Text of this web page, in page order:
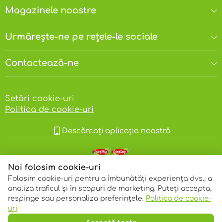
Magazinele noastre
Urmărește-ne pe rețele-le sociale
Contactează-ne
Setări cookie-uri
Politica de cookie-uri
Descărcați aplicația noastră
© 2013 – 2026 ECOM
Noi folosim cookie-uri
Folosim cookie-uri pentru a îmbunătăți experiența dvs., a
analiza traficul și în scopuri de marketing. Puteți accepta,
respinge sau personaliza preferințele. Politica de cookie-
uri